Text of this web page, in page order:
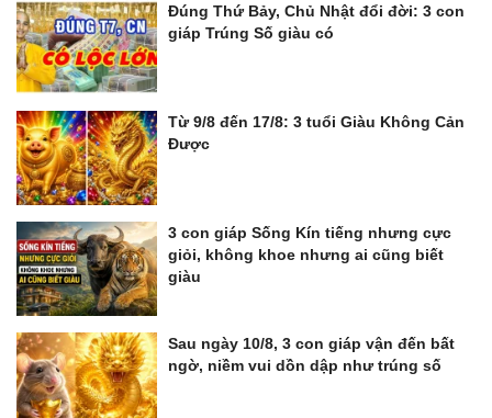
Đúng Thứ Bảy, Chủ Nhật đổi đời: 3 con
giáp Trúng Số giàu có
Từ 9/8 đến 17/8: 3 tuổi Giàu Không Cản
Được
3 con giáp Sống Kín tiếng nhưng cực
giỏi, không khoe nhưng ai cũng biết
giàu
Sau ngày 10/8, 3 con giáp vận đến bất
ngờ, niềm vui dồn dập như trúng số